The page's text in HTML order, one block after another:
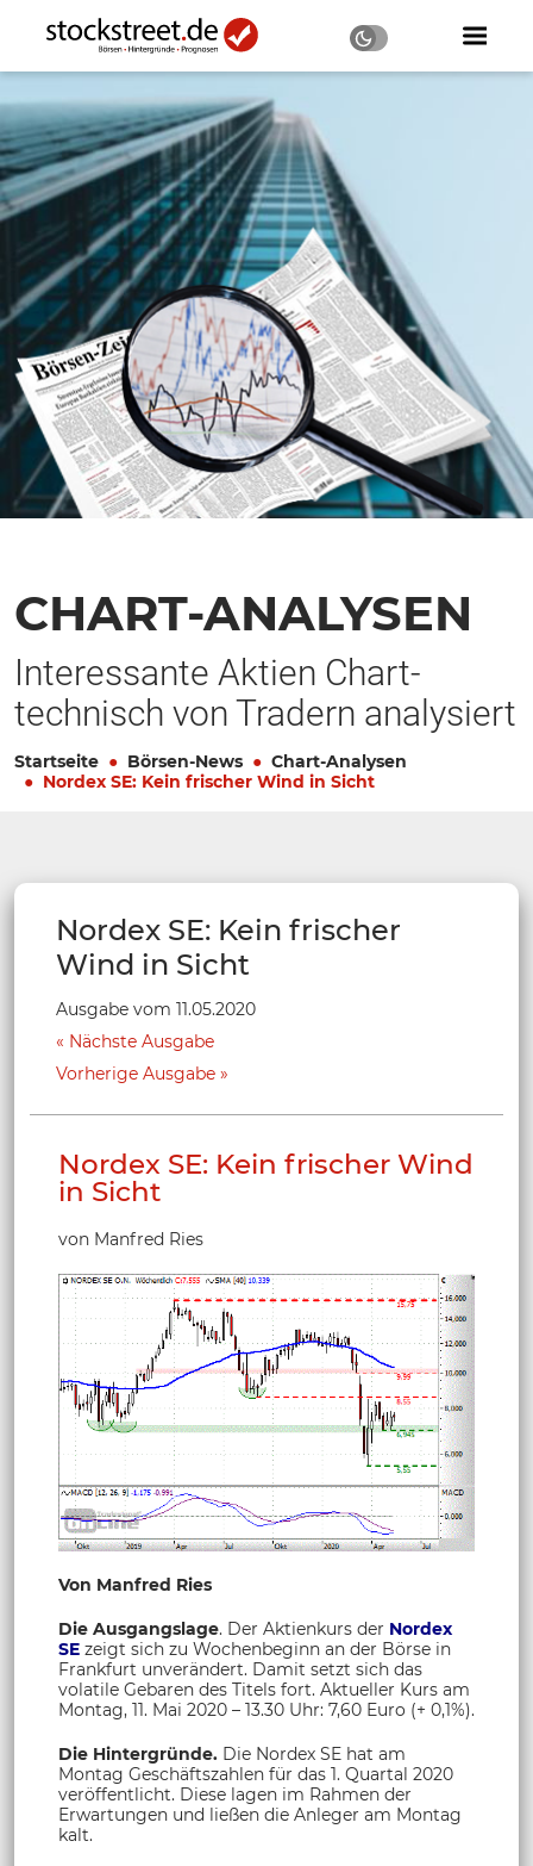
CHART-ANALYSEN
Interessante Aktien Chart-
technisch von Tradern analysiert
Startseite Börsen-News
Chart-Analysen
Nordex SE: Kein frischer Wind in Sicht
Nordex SE: Kein frischer
Wind in Sicht
Ausgabe vom 11.05.2020
Nächste Ausgabe
Vorherige Ausgabe
Nordex SE: Kein frischer Wind
in Sicht
von Manfred Ries
Von Manfred Ries
Die Ausgangslage. Der Aktienkurs der Nordex
SE zeigt sich zu Wochenbeginn an der Börse in
Frankfurt unverändert. Damit setzt sich das
volatile Gebaren des Titels fort. Aktueller Kurs am
Montag, 11. Mai 2020 – 13.30 Uhr: 7,60 Euro (+ 0,1%).
Die Hintergründe. Die Nordex SE hat am
Montag Geschäftszahlen für das 1. Quartal 2020
veröffentlicht. Diese lagen im Rahmen der
Erwartungen und ließen die Anleger am Montag
kalt.